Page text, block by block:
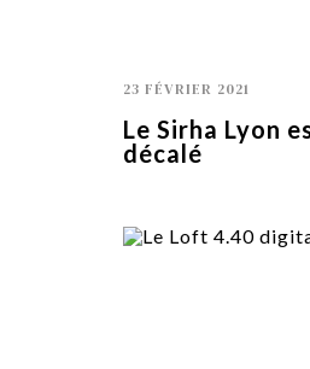
23 FÉVRIER 2021
Le Sirha Lyon
décalé